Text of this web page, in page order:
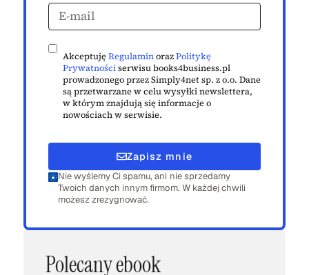
AkceptujęRegulaminorazPolitykę
Prywatnościserwisu books4business.pl
prowadzonego przez Simply4net sp. z o.o. Dane
są przetwarzane w celu wysyłki newslettera,
w którym znajdują się informacje o
nowościach w serwisie.
Zapisz mnie
Nie wyślemy Ci spamu, ani nie sprzedamy
Twoich danych innym firmom. W każdej chwili
możesz zrezygnować.
Polecany ebook